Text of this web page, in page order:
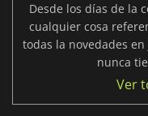
Desde los días de la
cualquier cosa
todas la novedades
nunca
Ver